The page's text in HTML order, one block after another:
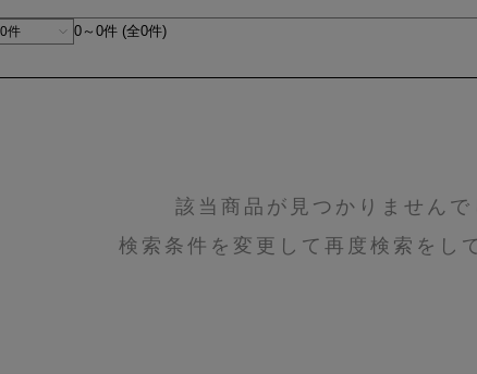
0～0件 (全0件)
該当商品が見つかりませんで
検索条件を変更して再度検索をし